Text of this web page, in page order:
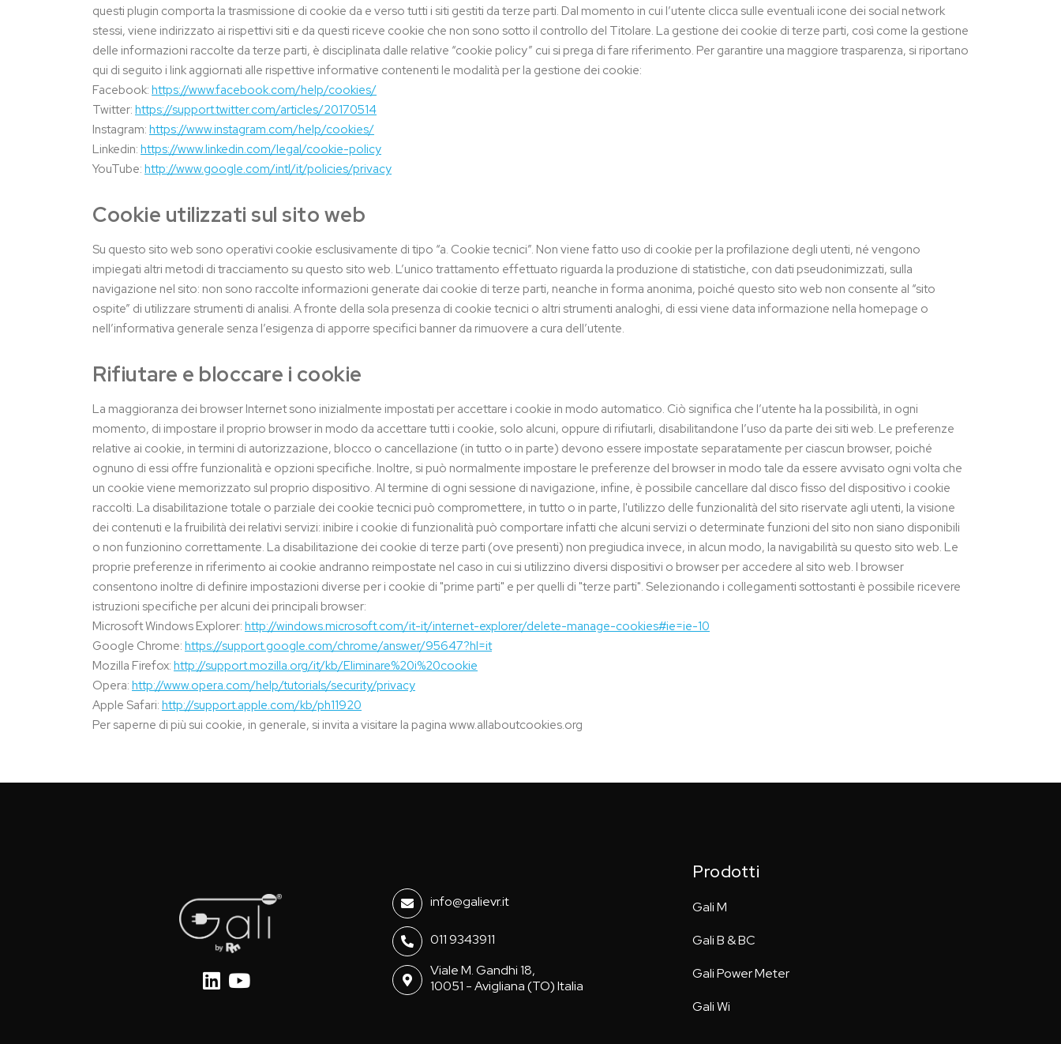
questi plugin comporta la trasmissione di cookie da e verso tutti i siti gestiti da terze parti. Dal momento in cui l’utente clicca sulle eventuali icone dei social network
stessi, viene indirizzato ai rispettivi siti e da questi riceve cookie che non sono sotto il controllo del Titolare. La gestione dei cookie di terze parti, così come la gestione
delle informazioni raccolte da terze parti, è disciplinata dalle relative “cookie policy” cui si prega di fare riferimento. Per garantire una maggiore trasparenza, si riportano
qui di seguito i link aggiornati alle rispettive informative contenenti le modalità per la gestione dei cookie:
Facebook: https://www.facebook.com/help/cookies/
Twitter: https://support.twitter.com/articles/20170514
Instagram: https://www.instagram.com/help/cookies/
Linkedin: https://www.linkedin.com/legal/cookie-policy
YouTube: http://www.google.com/intl/it/policies/privacy
Cookie utilizzati sul sito web
Su questo sito web sono operativi cookie esclusivamente di tipo “a. Cookie tecnici”. Non viene fatto uso di cookie per la profilazione degli utenti, né vengono
impiegati altri metodi di tracciamento su questo sito web. L’unico trattamento effettuato riguarda la produzione di statistiche, con dati pseudonimizzati, sulla
navigazione nel sito: non sono raccolte informazioni generate dai cookie di terze parti, neanche in forma anonima, poiché questo sito web non consente al “sito
ospite” di utilizzare strumenti di analisi. A fronte della sola presenza di cookie tecnici o altri strumenti analoghi, di essi viene data informazione nella homepage o
nell’informativa generale senza l’esigenza di apporre specifici banner da rimuovere a cura dell’utente.
Rifiutare e bloccare i cookie
La maggioranza dei browser Internet sono inizialmente impostati per accettare i cookie in modo automatico. Ciò significa che l’utente ha la possibilità, in ogni
momento, di impostare il proprio browser in modo da accettare tutti i cookie, solo alcuni, oppure di rifiutarli, disabilitandone l’uso da parte dei siti web. Le preferenze
relative ai cookie, in termini di autorizzazione, blocco o cancellazione (in tutto o in parte) devono essere impostate separatamente per ciascun browser, poiché
ognuno di essi offre funzionalità e opzioni specifiche. Inoltre, si può normalmente impostare le preferenze del browser in modo tale da essere avvisato ogni volta che
un cookie viene memorizzato sul proprio dispositivo. Al termine di ogni sessione di navigazione, infine, è possibile cancellare dal disco fisso del dispositivo i cookie
raccolti. La disabilitazione totale o parziale dei cookie tecnici può compromettere, in tutto o in parte, l'utilizzo delle funzionalità del sito riservate agli utenti, la visione
dei contenuti e la fruibilità dei relativi servizi: inibire i cookie di funzionalità può comportare infatti che alcuni servizi o determinate funzioni del sito non siano disponibili
o non funzionino correttamente. La disabilitazione dei cookie di terze parti (ove presenti) non pregiudica invece, in alcun modo, la navigabilità su questo sito web. Le
proprie preferenze in riferimento ai cookie andranno reimpostate nel caso in cui si utilizzino diversi dispositivi o browser per accedere al sito web. I browser
consentono inoltre di definire impostazioni diverse per i cookie di "prime parti" e per quelli di "terze parti". Selezionando i collegamenti sottostanti è possibile ricevere
istruzioni specifiche per alcuni dei principali browser:
Microsoft Windows Explorer: http://windows.microsoft.com/it-it/internet-explorer/delete-manage-cookies#ie=ie-10
Google Chrome: https://support.google.com/chrome/answer/95647?hl=it
Mozilla Firefox: http://support.mozilla.org/it/kb/Eliminare%20i%20cookie
Opera: http://www.opera.com/help/tutorials/security/privacy
Apple Safari: http://support.apple.com/kb/ph11920
Per saperne di più sui cookie, in generale, si invita a visitare la pagina www.allaboutcookies.org
info@galievr.it
011 9343911
Viale M. Gandhi 18,
10051 - Avigliana (TO) Italia
Prodotti
Gali M
Gali B & BC
Gali Power Meter
Gali Wi